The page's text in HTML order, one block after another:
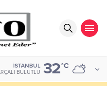
İSTANBUL
BULUTLU 32°C